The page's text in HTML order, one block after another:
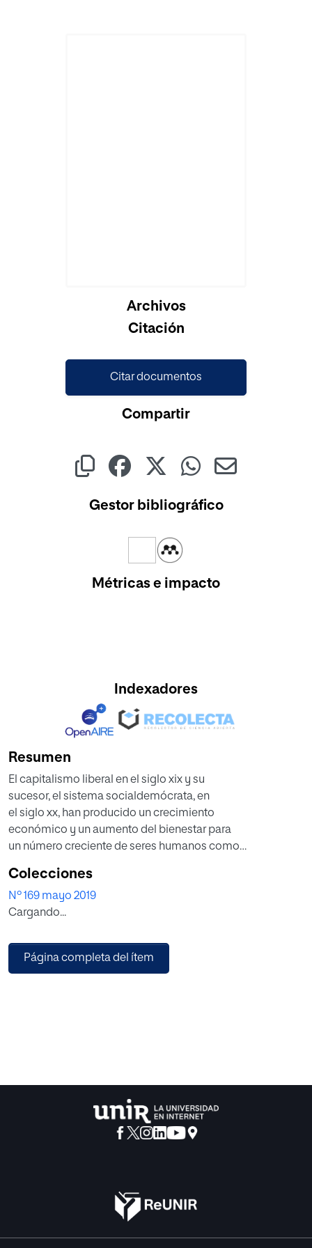
Archivos
Citación
Citar documentos
Compartir
Gestor bibliográfico
Métricas e impacto
Indexadores
Resumen
El capitalismo liberal en el siglo xix y su
sucesor, el sistema socialdemócrata, en
el siglo xx, han producido un crecimiento
económico y un aumento del bienestar para
un número creciente de seres humanos como
humanidad ha experimentado en los últimos
doscientos cincuenta años un progreso
económico y social sin precedentes.
Colecciones
Nº 169 mayo 2019
Cargando...
Página completa del ítem